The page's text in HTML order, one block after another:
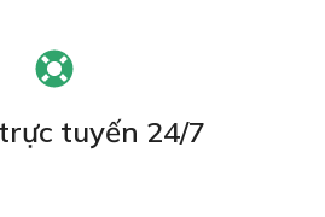
tuyến 24/7